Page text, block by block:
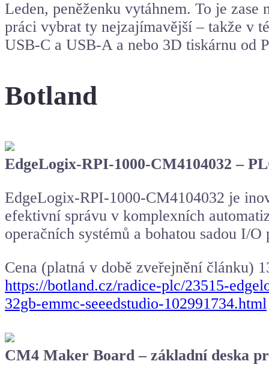
Leden, peněženku vytáhnem. To je
práci vybrat ty nejzajímavější – takže v
USB-C a USB-A a nebo 3D tiskárnu od
Botland
EdgeLogix-RPI-1000-CM4104032 –
EdgeLogix-RPI-1000-CM4104032 je
efektivní správu v komplexních
operačních systémů a bohatou sadou I/
Cena (platná v době zveřejnění článku)
https://botland.cz/radice-plc/23515-
32gb-emmc-seeedstudio-102991734.html
CM4 Maker Board – základní deska